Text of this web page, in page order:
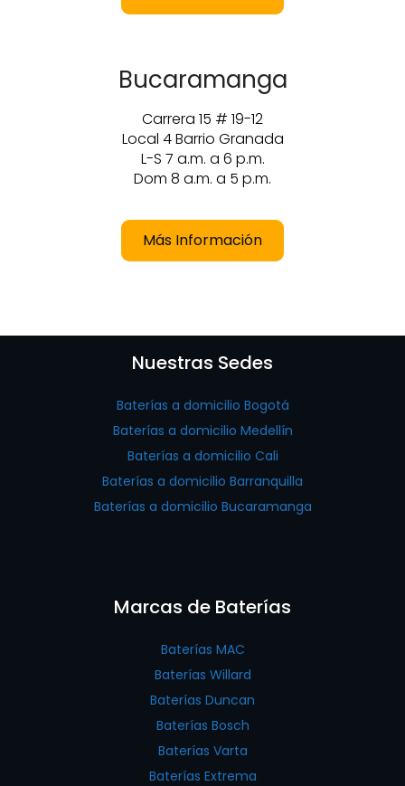
Bucaramanga
Carrera 15 # 19-12
Local 4 Barrio Granada
L-S 7 a.m. a 6 p.m.
Dom 8 a.m. a 5 p.m.
Más Información
Nuestras Sedes
Baterías a domicilio Bogotá
Baterías a domicilio Medellín
Baterías a domicilio Cali
Baterías a domicilio Barranquilla
Baterías a domicilio Bucaramanga
Marcas de Baterías
Baterías MAC
Baterías Willard
Baterías Duncan
Baterías Bosch
Baterías Varta
Baterías Extrema